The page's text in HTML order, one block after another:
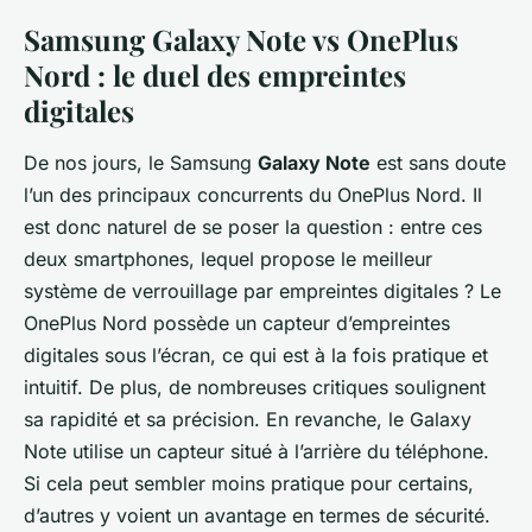
Samsung Galaxy Note vs OnePlus
Nord : le duel des empreintes
digitales
De nos jours, le Samsung Galaxy Note est sans doute
l’un des principaux concurrents du OnePlus Nord. Il
est donc naturel de se poser la question : entre ces
deux smartphones, lequel propose le meilleur
système de verrouillage par empreintes digitales ? Le
OnePlus Nord possède un capteur d’empreintes
digitales sous l’écran, ce qui est à la fois pratique et
intuitif. De plus, de nombreuses critiques soulignent
sa rapidité et sa précision. En revanche, le Galaxy
Note utilise un capteur situé à l’arrière du téléphone.
Si cela peut sembler moins pratique pour certains,
d’autres y voient un avantage en termes de sécurité.